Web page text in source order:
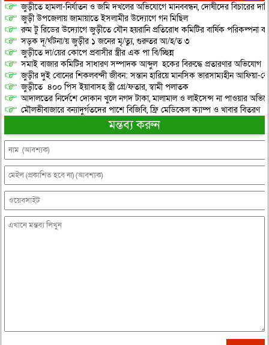
জুড়ীতে হামলা-নির্যাতন ও জমি দখলের অভিযোগে মানববন্ধন, দোষীদের বিচারের দাবি
জুড়ী উপজেলায় জামায়াতে ইসলামীর উদ্যোগে গন মিছিল
রুম টু রিডের উদ্যোগে জুড়ীতে যৌন হয়রানি প্রতিরোধ কমিটির বার্ষিক পরিকল্পনা
সড়ক দূ/র্ঘটনা/য় জুড়ীর ১ জনের মৃ/ত্যু, গুরুতর আ/হ/ত ৩
জুড়ীতে দা/য়ের কোপে প্রবাসীর স্ত্রীর এক পা বি/চ্ছিন্ন
সমাই বাজার কমিটির সাধারণ সম্পাদক আব্দুল হকের বিরুদ্ধে প্রতারণার অভিযোগ
জুড়ীর দুই বোনের শিকলবন্দী জীবন: সন্তান হারিয়ে মানসিক ভারসাম্যহীন আফিয়া-
জুড়ীতে ৪০০ পিস ইয়াবাসহ স্ত্রী গ্রে/ফতার, স্বামী পলাতক
আদালতের নির্দেশে দোকান খুলে নগদ টাকা, মালামাল ও লাইসেন্স না পাওয়ার
মৌলভীবাজারে বন্যাদুর্গতদের পাশে বিজিবি, ফ্রি মেডিকেল ক্যাম্প ও খাবার বিতরণ
মন্তব্য করুন